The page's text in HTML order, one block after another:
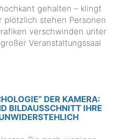
gehalten – klingt
plötzlich stehen Personen
verschwinden unter
Veranstaltungssaal
DER KAMERA:
BILDAUSSCHNITT IHRE